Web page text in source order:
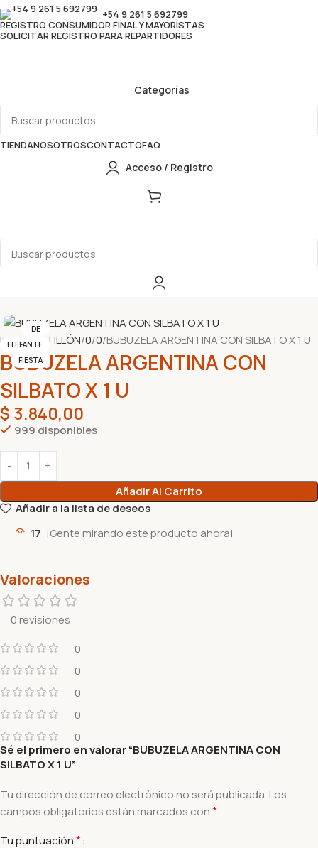
+54 9 261 5 692799
REGISTRO CONSUMIDOR FINAL Y MAYORISTAS
SOLICITAR REGISTRO PARA REPARTIDORES
Categorías
TIENDANOSOTROSCONTACTOFAQ
Acceso / Registro
DE
ELEFANTE
FIESTA
Inicio COTILLÓN 0 0 BUBUZELA ARGENTINA CON SILBATO X 1 U
BUBUZELA ARGENTINA CON
SILBATO X 1 U
$ 3.840,00
999 disponibles
Añadir Al Carrito
Añadir a la lista de deseos
17 ¡Gente mirando este producto ahora!
Valoraciones
0 revisiones
0
0
0
0
0
Sé el primero en valorar “BUBUZELA ARGENTINA CON
SILBATO X 1 U”
Tu dirección de correo electrónico no será publicada. Los
campos obligatorios están marcados con*
Tu puntuación*